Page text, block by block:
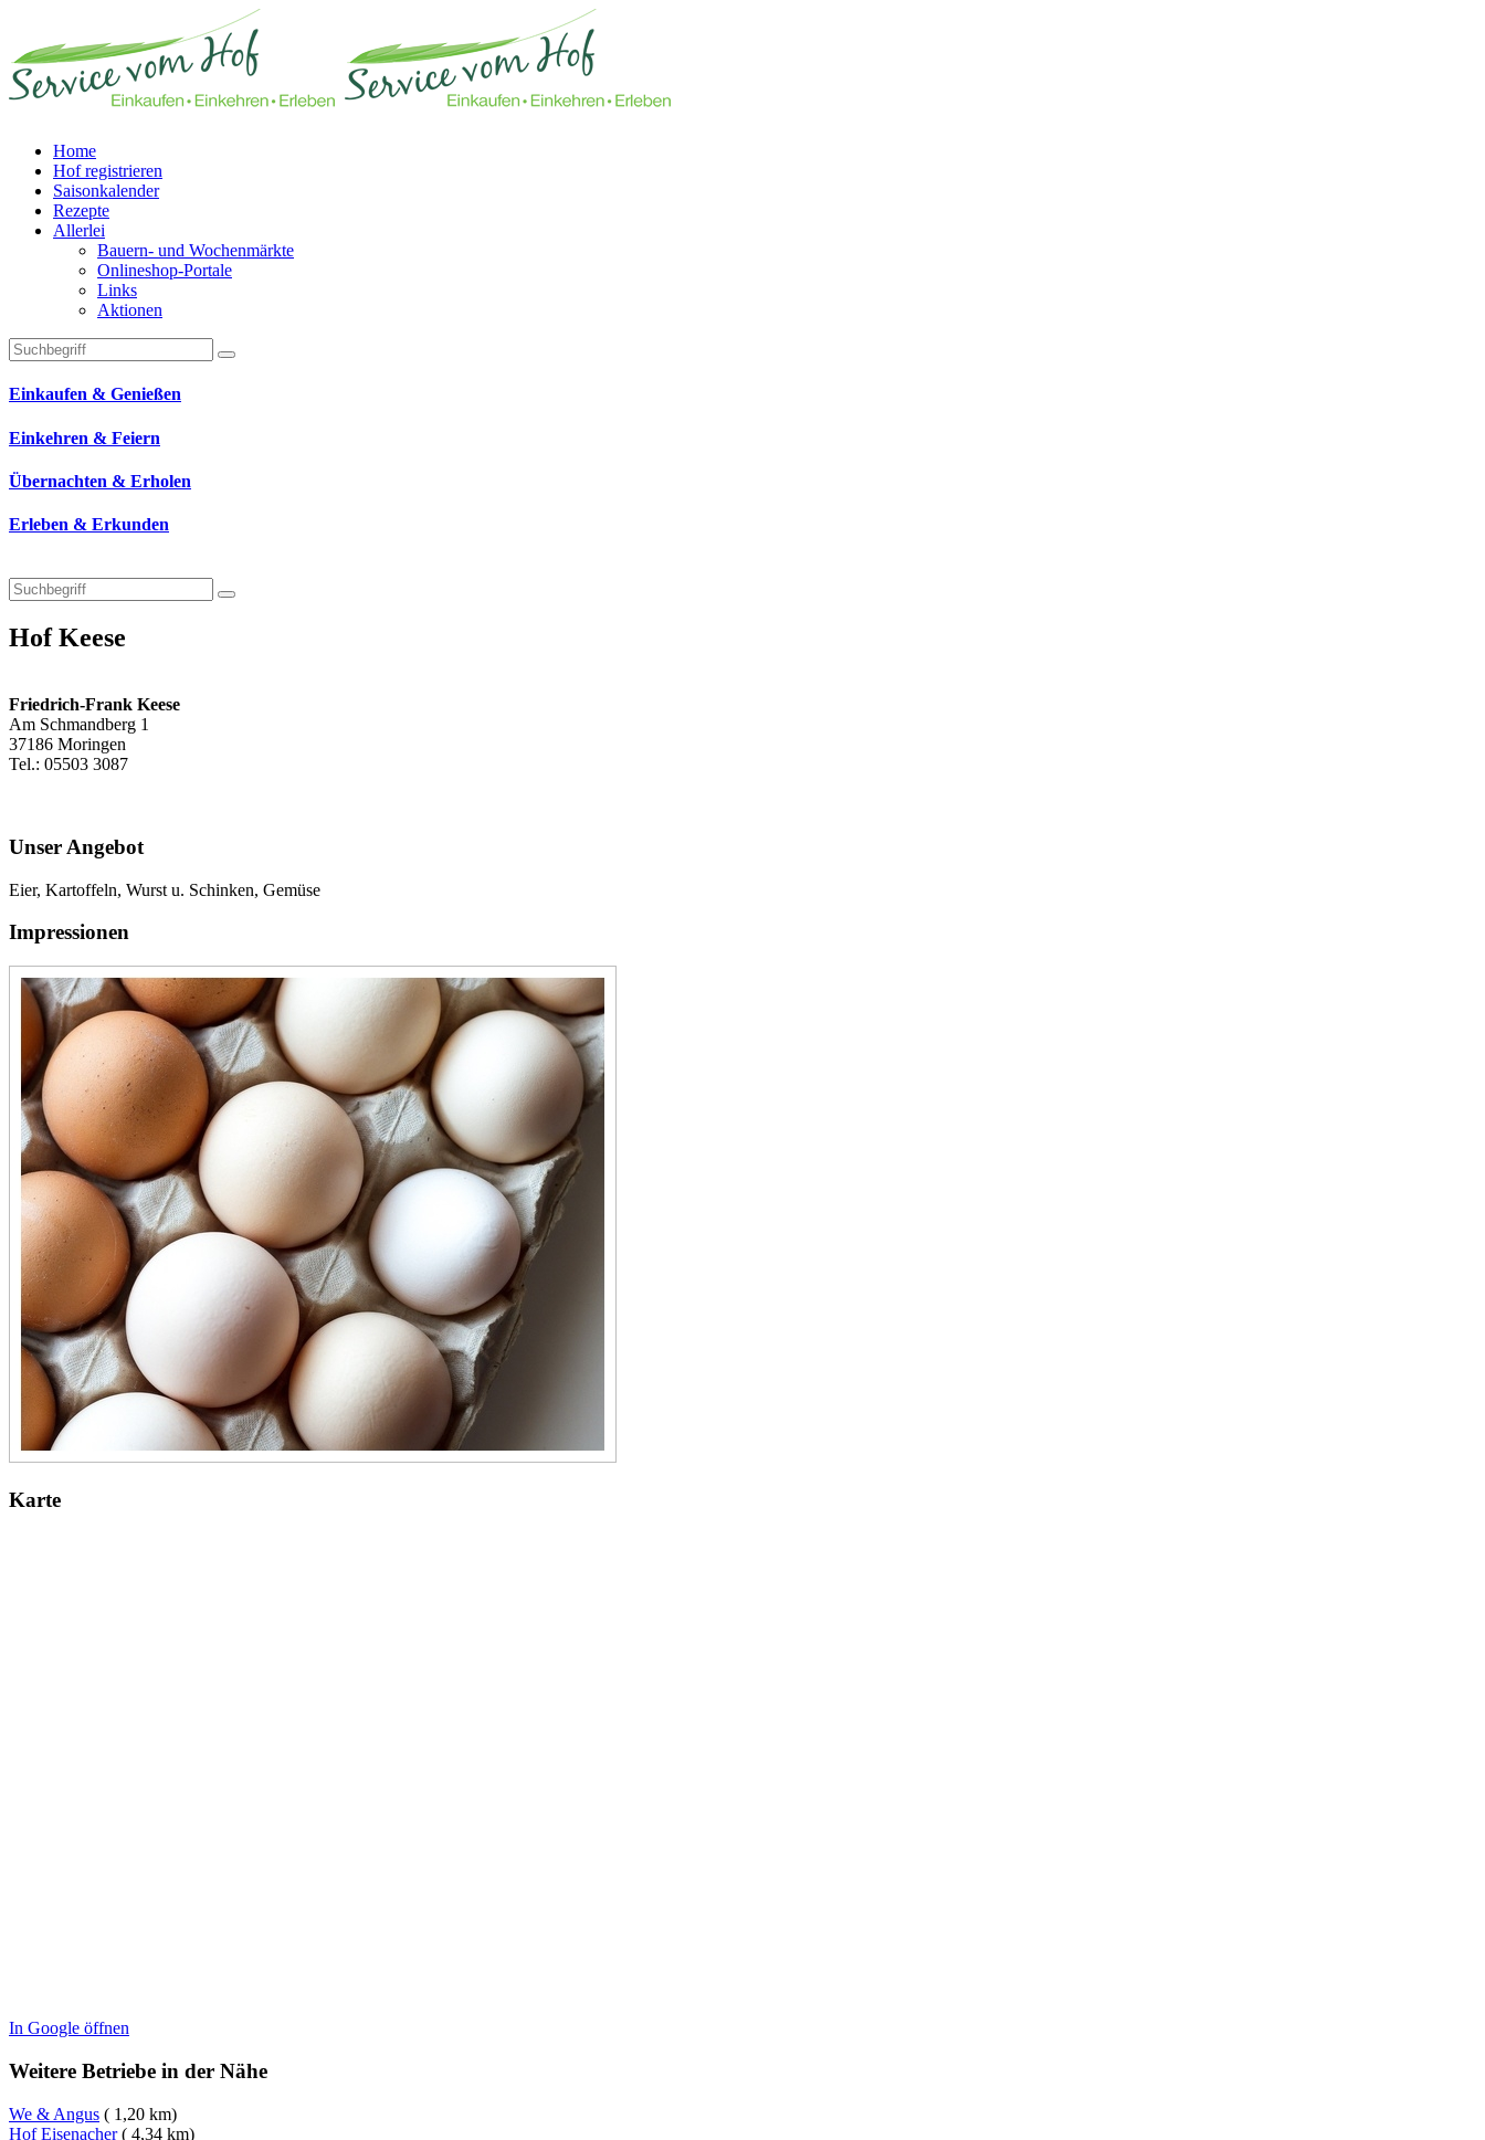
Home
Hof registrieren
Saisonkalender
Rezepte
Allerlei
Bauern- und Wochenmärkte
Onlineshop-Portale
Links
Aktionen
Technisches Feld: Suchfeld
Technisches Feld: Suchbutton
Suche absenden
Einkaufen & Genießen
Einkehren & Feiern
Übernachten & Erholen
Erleben & Erkunden
Hof Keese
Friedrich-Frank Keese
Am Schmandberg 1
37186 Moringen
Tel.: 05503 3087
Unser Angebot
Eier, Kartoffeln, Wurst u. Schinken, Gemüse
Impressionen
Karte
In Google öffnen
Weitere Betriebe in der Nähe
We & Angus ( 1,20 km)
Hof Eisenacher( 4,34 km)